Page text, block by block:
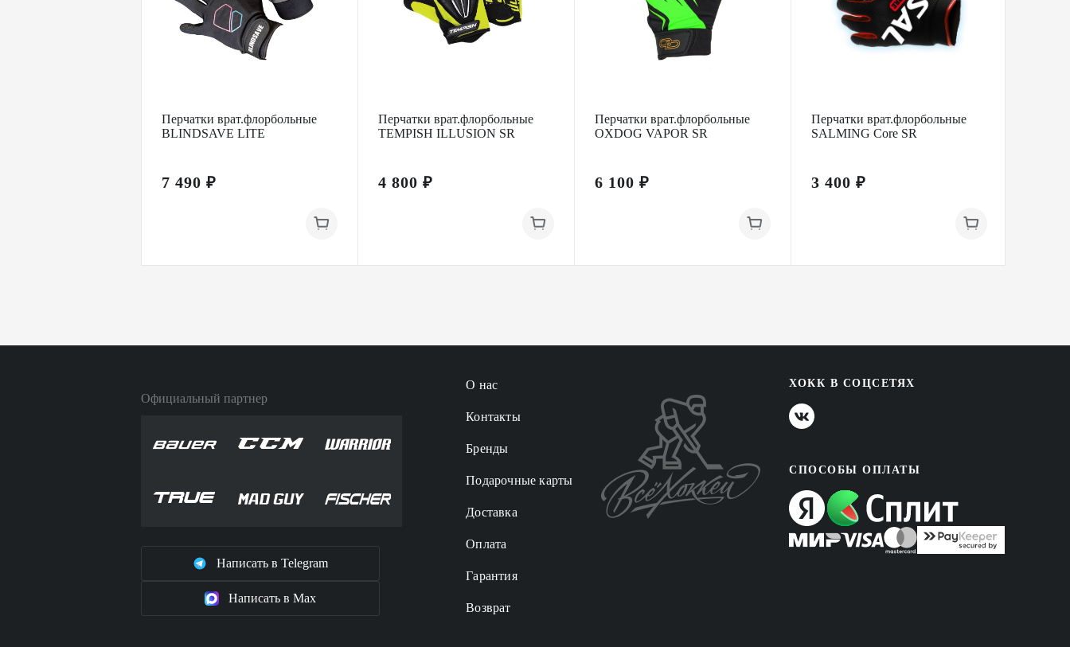
Перчатки врат.флорбольные
BLINDSAVE LITE
7 490 ₽
Перчатки врат.флорбольные
TEMPISH ILLUSION SR
4 800 ₽
Перчатки врат.флорбольные
OXDOG VAPOR SR
6 100 ₽
Перчатки врат.флорбольные
SALMING Core SR
3 400 ₽
Официальный партнер
Написать в Telegram
Написать в Max
О нас
Контакты
Бренды
Подарочные карты
Доставка
Оплата
Гарантия
Возврат
ХОКК В СОЦСЕТЯХ
СПОСОБЫ ОПЛАТЫ